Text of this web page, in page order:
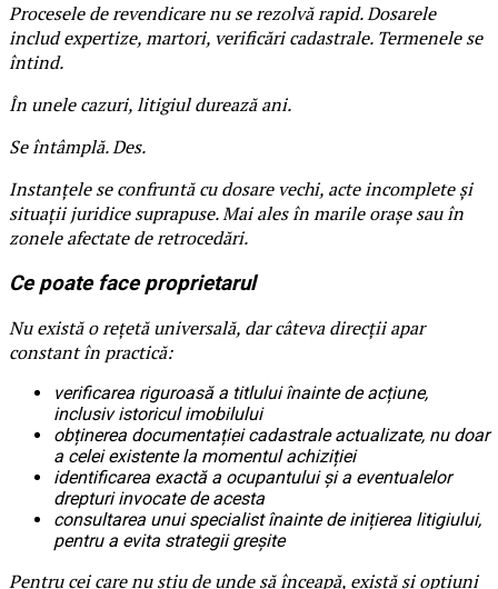
Procesele de revendicare nu se rezolvă rapid. Dosarele
includ expertize, martori, verificări cadastrale. Termenele se
întind.
În unele cazuri, litigiul durează ani.
Se întâmplă. Des.
Instanțele se confruntă cu dosare vechi, acte incomplete și
situații juridice suprapuse. Mai ales în marile orașe sau în
zonele afectate de retrocedări.
Ce poate face proprietarul
Nu există o rețetă universală, dar câteva direcții apar
constant în practică:
verificarea riguroasă a titlului înainte de acțiune,
inclusiv istoricul imobilului
obținerea documentației cadastrale actualizate, nu doar
a celei existente la momentul achiziției
identificarea exactă a ocupantului și a eventualelor
drepturi invocate de acesta
consultarea unui specialist înainte de inițierea litigiului,
pentru a evita strategii greșite
Pentru cei care nu știu de unde să înceapă, există și opțiuni